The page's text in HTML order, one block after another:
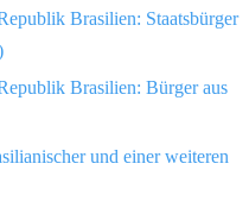
Brasilien: Staatsbürger
Brasilien: Bürger aus
und einer weiteren